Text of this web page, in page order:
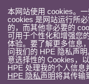
本网站使用 cookies。
cookies 是网站运行所必
的，而其他非必要的
可用于个性化和增强您
体验。要了解更多信息
问我们的 HPE 隐私声明
意选择性的 Cookies，
HPE 处理我的个人信息
HPE 隐私声明将其传输